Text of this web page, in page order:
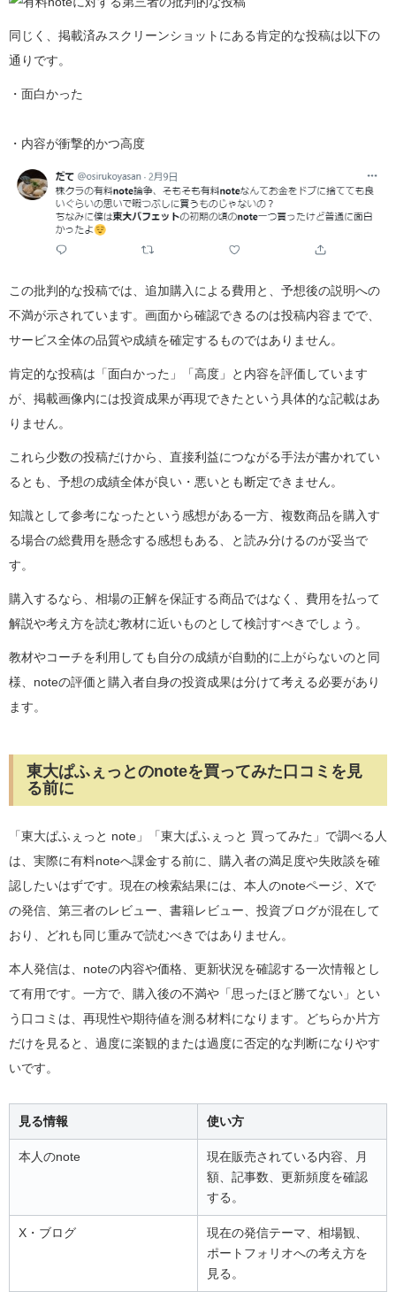
同じく、掲載済みスクリーンショットにある肯定的な投稿は以下の
通りです。
・面白かった
・内容が衝撃的かつ高度
この批判的な投稿では、追加購入による費用と、予想後の説明への
不満が示されています。画面から確認できるのは投稿内容までで、
サービス全体の品質や成績を確定するものではありません。
肯定的な投稿は「面白かった」「高度」と内容を評価しています
が、掲載画像内には投資成果が再現できたという具体的な記載はあ
りません。
これら少数の投稿だけから、直接利益につながる手法が書かれてい
るとも、予想の成績全体が良い・悪いとも断定できません。
知識として参考になったという感想がある一方、複数商品を購入す
る場合の総費用を懸念する感想もある、と読み分けるのが妥当で
す。
購入するなら、相場の正解を保証する商品ではなく、費用を払って
解説や考え方を読む教材に近いものとして検討すべきでしょう。
教材やコーチを利用しても自分の成績が自動的に上がらないのと同
様、noteの評価と購入者自身の投資成果は分けて考える必要があり
ます。
東大ぱふぇっとのnoteを買ってみた口コミを見
る前に
「東大ぱふぇっと note」「東大ぱふぇっと 買ってみた」で調べる人
は、実際に有料noteへ課金する前に、購入者の満足度や失敗談を確
認したいはずです。現在の検索結果には、本人のnoteページ、Xで
の発信、第三者のレビュー、書籍レビュー、投資ブログが混在して
おり、どれも同じ重みで読むべきではありません。
本人発信は、noteの内容や価格、更新状況を確認する一次情報とし
て有用です。一方で、購入後の不満や「思ったほど勝てない」とい
う口コミは、再現性や期待値を測る材料になります。どちらか片方
だけを見ると、過度に楽観的または過度に否定的な判断になりやす
いです。
見る情報 使い方
本人のnote
現在販売されている内容、月
額、記事数、更新頻度を確認
する。
X・ブログ
現在の発信テーマ、相場観、
ポートフォリオへの考え方を
見る。